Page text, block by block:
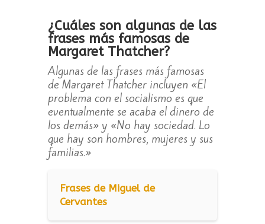
¿Cuáles son algunas de las
frases más famosas de
Margaret Thatcher?
Algunas de las frases más famosas
de Margaret Thatcher incluyen «El
problema con el socialismo es que
eventualmente se acaba el dinero de
los demás» y «No hay sociedad. Lo
que hay son hombres, mujeres y sus
familias.»
Frases de Miguel de
Cervantes